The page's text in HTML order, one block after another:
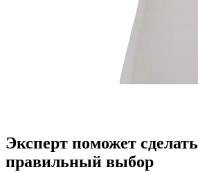
Эксперт поможет сделать
правильный выбор